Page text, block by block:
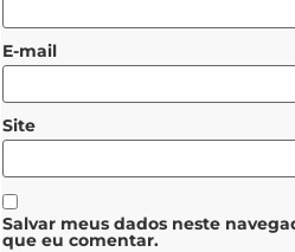
E-mail
Site
Salvar meus dados neste
que eu comentar.